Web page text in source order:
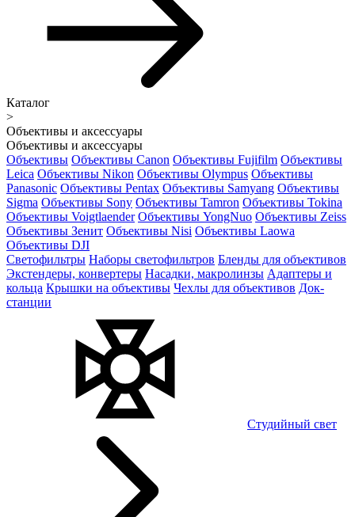
Каталог
>
Объективы и аксессуары
Объективы и аксессуары
Объективы Объективы Canon Объективы Fujifilm Объективы
Leica Объективы Nikon Объективы Olympus Объективы
Panasonic Объективы Pentax Объективы Samyang Объективы
Sigma Объективы Sony Объективы Tamron Объективы Tokina
Объективы Voigtlaender Объективы YongNuo Объективы Zeiss
Объективы Зенит Объективы Nisi Объективы Laowa
Объективы DJI
Светофильтры Наборы светофильтров Бленды для объективов
Экстендеры, конвертеры Насадки, макролинзы Адаптеры и
кольца Крышки на объективы Чехлы для объективов Док-
станции
Студийный свет